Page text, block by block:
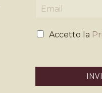
m
iP
Accetto la